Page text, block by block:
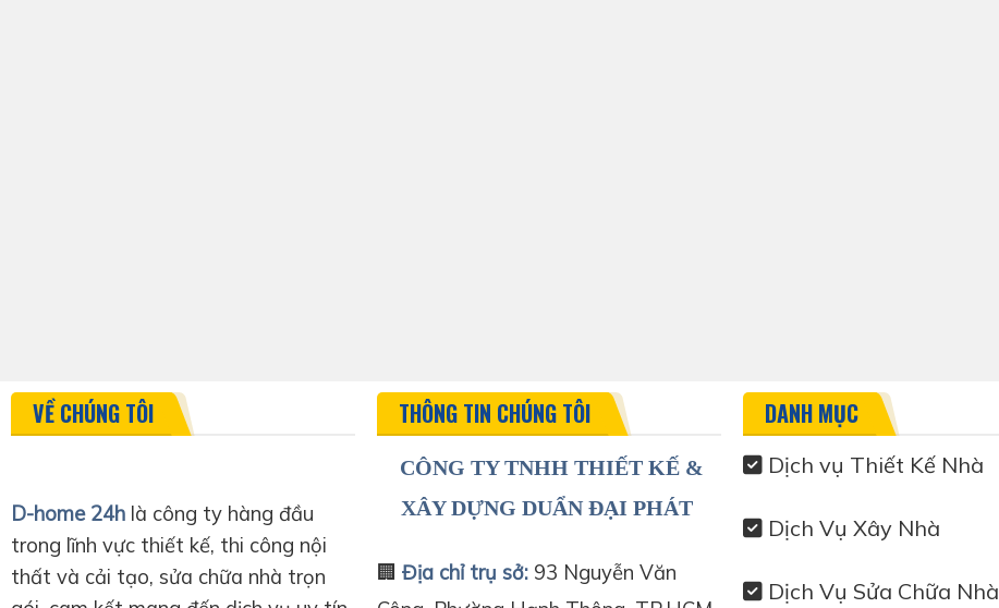
VỀ CHÚNG TÔI
D-home 24h là công ty hàng đầu
trong lĩnh vực thiết kế, thi công nội
thất và cải tạo, sửa chữa nhà trọn
THÔNG TIN CHÚNG TÔI
CÔNG TY TNHH THIẾT KẾ &
XÂY DỰNG DUẨN ĐẠI PHÁT
🏢 Địa chỉ trụ sở: 93 Nguyễn Văn
DANH MỤC
Dịch vụ Thiết Kế Nhà
Dịch Vụ Xây Nhà
Dịch Vụ Sửa Chữa Nhà